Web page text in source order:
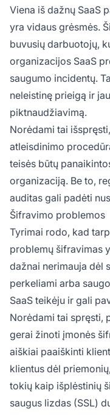
Viena iš dažnų SaaS
yra vidaus grėsmės.
buvusių darbuotojų,
organizacijos SaaS
saugumo incidentų.
neleistinę prieigą ir
piktnaudžiavimą.
Norėdami tai
atleisdinimo
teisės būtų
organizaciją. Be to,
auditas gali padėti
Šifravimo problemos
Tyrimai rodo, kad
problemų šifravimas
dažnai nerimauja dėl
perkeliami arba
SaaS teikėju ir gali
Norėdami tai spręsti,
gerai žinoti įmonės
aiškiai paaiškinti
klientus dėl
tokių kaip išplėstinių
saugus lizdas (SSL)